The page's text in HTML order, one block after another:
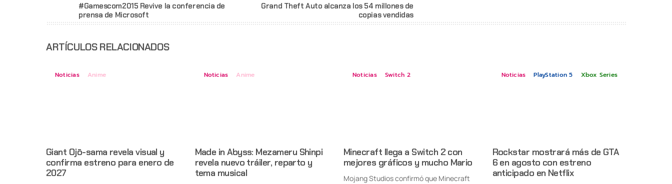
#Gamescom2015 Revive la conferencia de
prensa de Microsoft
Grand Theft Auto alcanza los 54 millones de
copias vendidas
ARTÍCULOS RELACIONADOS
Noticias Anime
Giant Ojō-sama revela visual y
confirma estreno para enero de
2027
Noticias Anime
Made in Abyss: Mezameru Shinpi
revela nuevo tráiler, reparto y
tema musical
Noticias Switch 2
Minecraft llega a Switch 2 con
mejores gráficos y mucho Mario
Mojang Studios confirmó que Minecraft
Noticias PlayStation 5 Xbox Series
Rockstar mostrará más de GTA
6 en agosto con estreno
anticipado en Netflix